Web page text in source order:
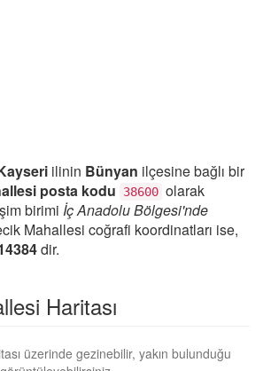
ilinin Bünyan ilçesine bağlı bir
posta kodu 38600 olarak
birimi İç Anadolu Bölgesi'nde
Mahallesi coğrafi koordinatları ise,
dir.
Haritası
üzerinde gezinebilir, yakın bulunduğu